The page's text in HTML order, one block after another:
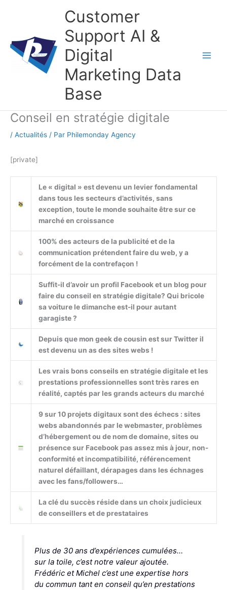
Customer
Support AI &
Digital
Marketing Data
Base
Conseil en stratégie digitale
/ Actualités / Par Philemonday Agency
[private]
Le « digital » est devenu un levier fondamental
dans tous les secteurs d’activités, sans
exception, toute le monde souhaite être sur ce
marché en croissance
100% des acteurs de la publicité et de la
communication prétendent faire du web, y a
forcément de la contrefaçon !
Suffit-il d’avoir un profil Facebook et un blog pour
faire du conseil en stratégie digitale? Qui bricole
sa voiture le dimanche est-il pour autant
garagiste ?
Depuis que mon geek de cousin est sur Twitter il
est devenu un as des sites webs !
Les vrais bons conseils en stratégie digitale et les
prestations professionnelles sont très rares en
réalité, captés par les grands acteurs du marché
9 sur 10 projets digitaux sont des échecs : sites
webs abandonnés par le webmaster, problèmes
d’hébergement ou de nom de domaine, sites ou
présence sur Facebook pas assez mis à jour, non-
conformité et incompatibilité, référencement
naturel défaillant, dérapages dans les échnages
avec les fans/followers…
La clé du succès réside dans un choix judicieux
de conseillers et de prestataires
Plus de 30 ans d’expériences cumulées…
sur la toile, c’est notre valeur ajoutée.
Frédéric et Michel c’est une expertise hors
du commun tant en conseil qu’en prestations